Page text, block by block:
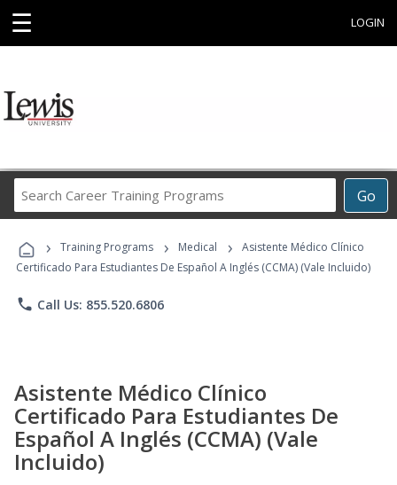
☰ LOGIN
Go
Career
Programs
› Training Programs › Medical ›
Asistente Médico Clínico
Certificado Para Estudiantes De Español A Inglés (CCMA) (Vale Incluido)
phone Call Us: 855.520.6806
Asistente Médico Clínico
Certificado Para Estudiantes De
Español A Inglés (CCMA) (Vale
Incluido)